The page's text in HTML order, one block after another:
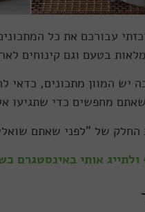
עבורכם את כל
מלאות בטעם וגם קינוחים
מחפשים כדי שתגיעו
החלק של "לפני שאתם
ולתייג אותי באינסטגרם